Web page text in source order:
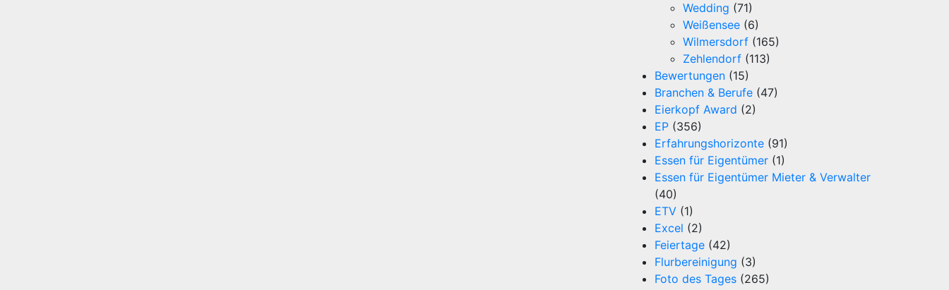
Wedding (71)
Weißensee (6)
Wilmersdorf (165)
Zehlendorf (113)
Bewertungen (15)
Branchen & Berufe (47)
Eierkopf Award (2)
EP (356)
Erfahrungshorizonte (91)
Essen für Eigentümer (1)
Essen für Eigentümer Mieter & Verwalter
(40)
ETV (1)
Excel (2)
Feiertage (42)
Flurbereinigung (3)
Foto des Tages (265)